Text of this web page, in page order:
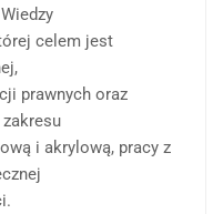
celem jest
prawnych oraz
zakresu
i akrylową, pracy z